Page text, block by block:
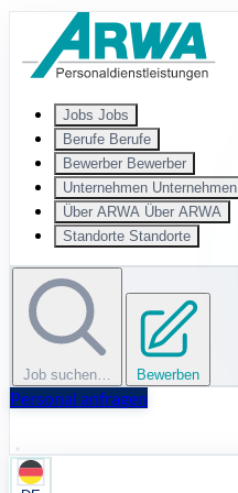
Zum Hauptinhalt springen
Jobs Jobs
Berufe Berufe
Bewerber Bewerber
Unternehmen Unternehmen
Über ARWA Über ARWA
Standorte Standorte
Job suchen… Bewerben
Personal anfragen